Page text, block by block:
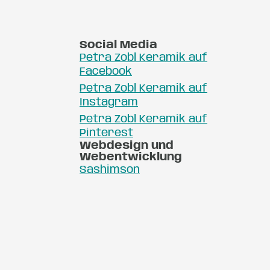
Social Media
Petra Zobl Keramik auf
Facebook
Petra Zobl Keramik auf
Instagram
Petra Zobl Keramik auf
Pinterest
Webdesign und
Webentwicklung
Sashimson